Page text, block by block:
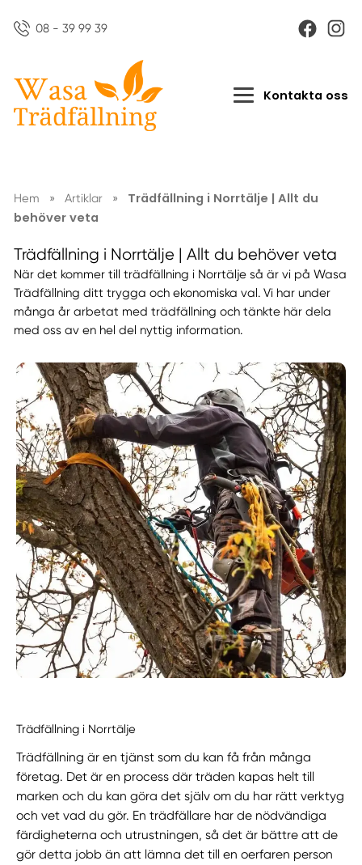
08 - 39 99 39
Kontakta oss
Hem » Artiklar »
Trädfällning i Norrtälje | Allt du
behöver veta
Trädfällning i Norrtälje | Allt du behöver veta
När det kommer till trädfällning i Norrtälje så är vi på Wasa
Trädfällning ditt trygga och ekonomiska val. Vi har under
många år arbetat med trädfällning och tänkte här dela
med oss av en hel del nyttig information.
Trädfällning i Norrtälje
Trädfällning är en tjänst som du kan få från många
företag. Det är en process där träden kapas helt till
marken och du kan göra det själv om du har rätt verktyg
och vet vad du gör. En trädfällare har de nödvändiga
färdigheterna och utrustningen, så det är bättre att de
gör detta jobb än att lämna det till en oerfaren person